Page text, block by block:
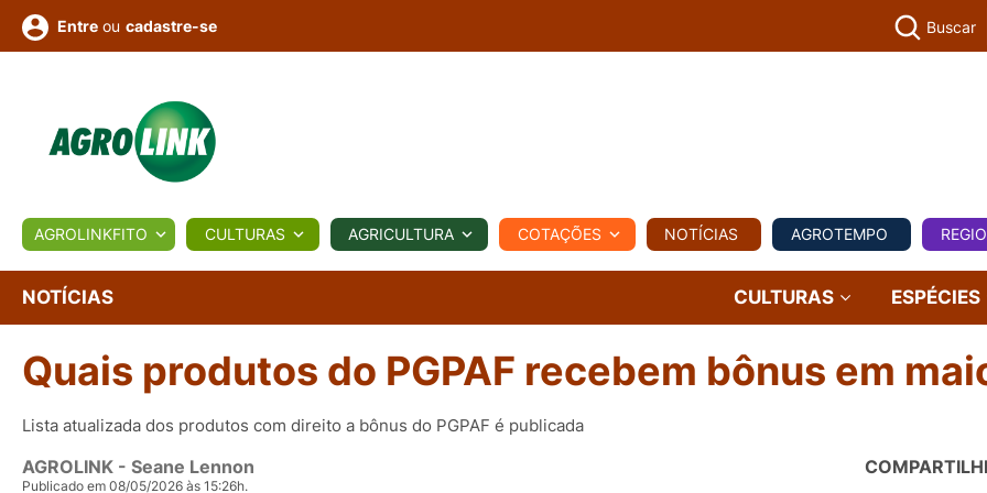
BIOLÓGICOS COTAÇÕES NOTÍCIAS AGROTEMPO REGIONAL COMERCIAL AGROVIAGENS
Conversor Colunistas Eventos
Fotos
e
Vídeos
Entre ou cadastre-se Buscar
AGROLINKFITO CULTURAS AGRICULTURA COTAÇÕES NOTÍCIAS AGROTEMPO
NOTÍCIAS CULTURAS ESPÉCIES
Quais produtos do PGPAF recebem bônus em
Lista atualizada dos produtos com direito a bônus do PGPAF é publicada
AGROLINK - Seane Lennon
Publicado em 08/05/2026 às 15:26h.